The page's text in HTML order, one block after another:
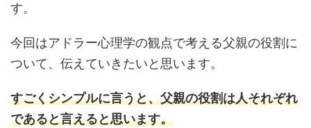
す。
今回はアドラー心理学の観点で考える父親の役割に
ついて、伝えていきたいと思います。
すごくシンプルに言うと、父親の役割は人それぞれ
であると言えると思います。